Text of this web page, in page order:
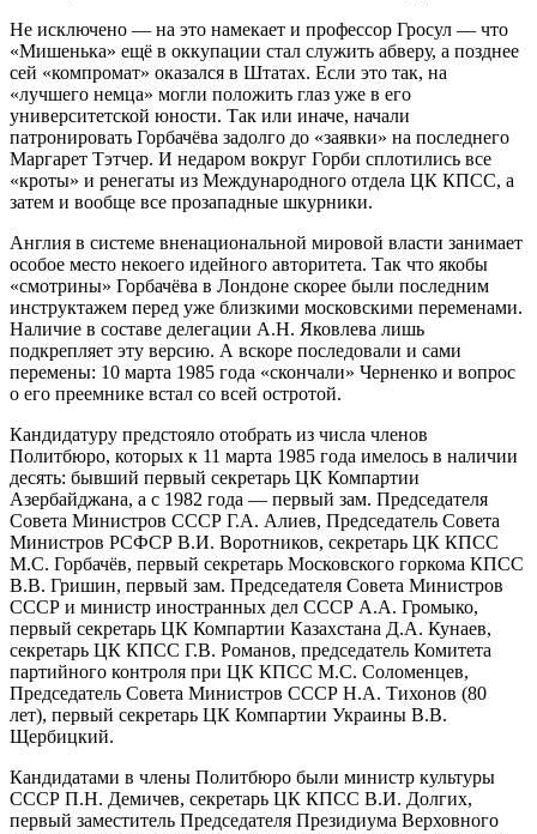
Не исключено — на это намекает и профессор Гросул — что
«Мишенька» ещё в оккупации стал служить абверу, а позднее
сей «компромат» оказался в Штатах. Если это так, на
«лучшего немца» могли положить глаз уже в его
университетской юности. Так или иначе, начали
патронировать Горбачёва задолго до «заявки» на последнего
Маргарет Тэтчер. И недаром вокруг Горби сплотились все
«кроты» и ренегаты из Международного отдела ЦК КПСС, а
затем и вообще все прозападные шкурники.
Англия в системе вненациональной мировой власти занимает
особое место некоего идейного авторитета. Так что якобы
«смотрины» Горбачёва в Лондоне скорее были последним
инструктажем перед уже близкими московскими переменами.
Наличие в составе делегации А.Н. Яковлева лишь
подкрепляет эту версию. А вскоре последовали и сами
перемены: 10 марта 1985 года «скончали» Черненко и вопрос
о его преемнике встал со всей остротой.
Кандидатуру предстояло отобрать из числа членов
Политбюро, которых к 11 марта 1985 года имелось в наличии
десять: бывший первый секретарь ЦК Компартии
Азербайджана, а с 1982 года — первый зам. Председателя
Совета Министров СССР Г.А. Алиев, Председатель Совета
Министров РСФСР В.И. Воротников, секретарь ЦК КПСС
М.С. Горбачёв, первый секретарь Московского горкома КПСС
В.В. Гришин, первый зам. Председателя Совета Министров
СССР и министр иностранных дел СССР А.А. Громыко,
первый секретарь ЦК Компартии Казахстана Д.А. Кунаев,
секретарь ЦК КПСС Г.В. Романов, председатель Комитета
партийного контроля при ЦК КПСС М.С. Соломенцев,
Председатель Совета Министров СССР Н.А. Тихонов (80
лет), первый секретарь ЦК Компартии Украины В.В.
Щербицкий.
Кандидатами в члены Политбюро были министр культуры
СССР П.Н. Демичев, секретарь ЦК КПСС В.И. Долгих,
первый заместитель Председателя Президиума Верховного